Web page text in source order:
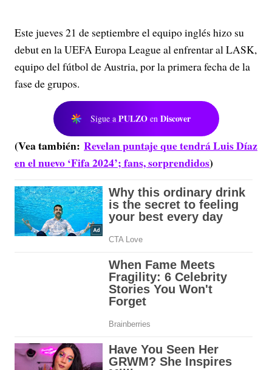
Este jueves 21 de septiembre el equipo inglés hizo su
debut en la UEFA Europa League al enfrentar al LASK,
equipo del fútbol de Austria, por la primera fecha de la
fase de grupos.
Sigue a PULZO en Discover
(Vea también: Revelan puntaje que tendrá Luis Díaz
en el nuevo ‘Fifa 2024’; fans, sorprendidos)